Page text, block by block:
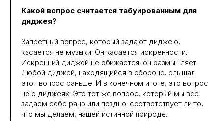
Какой вопрос считается табуированным для
диджея?
Запретный вопрос, который задают диджею,
касается не музыки. Он касается искренности.
Искренний диджей не обижается: он размышляет.
Любой диджей, находящийся в обороне, слышал
этот вопрос раньше. И в конечном итоге, это вопрос
не о диджеях. Это тот же вопрос, который мы все
задаём себе рано или поздно: соответствует ли то,
что мы делаем, нашей истинной природе.